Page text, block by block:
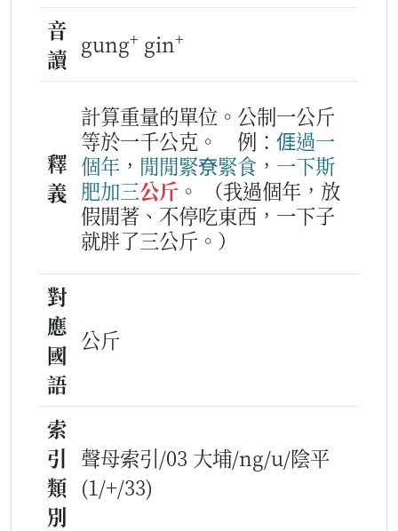
音
讀
gung+ gin+
釋
義
計算重量的單位。公制一公斤
等於一千公克。
例： 𠊎過一
個年 ， 閒閒緊尞緊食 ， 一下斯
肥加三公斤 。
（我過個年，放
假閒著、不停吃東西，一下子
就胖了三公斤。）
對
應
國
語
公斤
索
引
類
別
聲母索引/03 大埔/ng/u/陰平
(1/+/33)